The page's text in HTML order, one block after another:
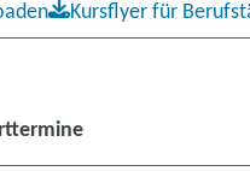
Kursflyer für